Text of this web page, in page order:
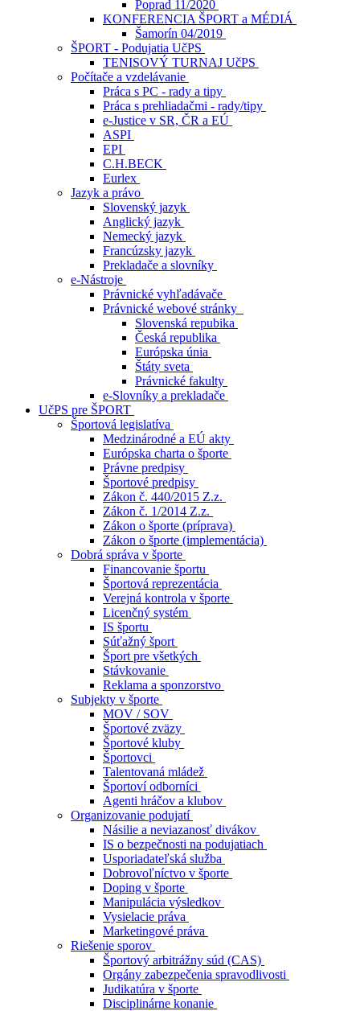
Poprad 11/2020
KONFERENCIA ŠPORT a MÉDIÁ
Šamorín 04/2019
ŠPORT - Podujatia UčPS
TENISOVÝ TURNAJ UčPS
Počítače a vzdelávanie
Práca s PC - rady a tipy
Práca s prehliadačmi - rady/tipy
e-Justice v SR, ČR a EÚ
ASPI
EPI
C.H.BECK
Eurlex
Jazyk a právo
Slovenský jazyk
Anglický jazyk
Nemecký jazyk
Francúzsky jazyk
Prekladače a slovníky
e-Nástroje
Právnické vyhľadávače
Právnické webové stránky
Slovenská repubika
Česká republika
Európska únia
Štáty sveta
Právnické fakulty
e-Slovníky a prekladače
UčPS pre ŠPORT
Športová legislatíva
Medzinárodné a EÚ akty
Európska charta o športe
Právne predpisy
Športové predpisy
Zákon č. 440/2015 Z.z.
Zákon č. 1/2014 Z.z.
Zákon o športe (príprava)
Zákon o športe (implementácia)
Dobrá správa v športe
Financovanie športu
Športová reprezentácia
Verejná kontrola v športe
Licenčný systém
IS športu
Súťažný šport
Šport pre všetkých
Stávkovanie
Reklama a sponzorstvo
Subjekty v športe
MOV / SOV
Športové zväzy
Športové kluby
Športovci
Talentovaná mládež
Športoví odborníci
Agenti hráčov a klubov
Organizovanie podujatí
Násilie a neviazanosť divákov
IS o bezpečnosti na podujatiach
Usporiadateľská služba
Dobrovoľníctvo v športe
Doping v športe
Manipulácia výsledkov
Vysielacie práva
Marketingové práva
Riešenie sporov
Športový arbitrážny súd (CAS)
Orgány zabezpečenia spravodlivosti
Judikatúra v športe
Disciplinárne konanie